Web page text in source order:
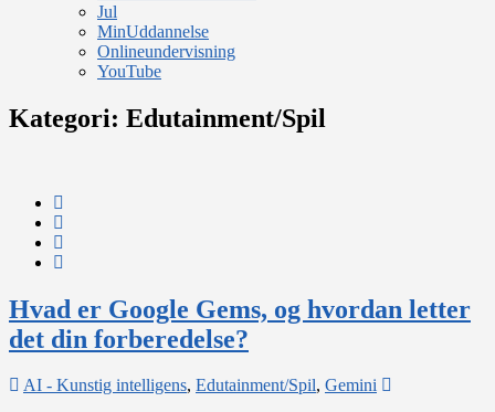
Jul
MinUddannelse
Onlineundervisning
YouTube
Kategori: Edutainment/Spil
Hvad er Google Gems, og hvordan letter
det din forberedelse?
AI - Kunstig intelligens, Edutainment/Spil, Gemini